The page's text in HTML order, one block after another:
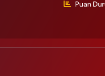
Puan